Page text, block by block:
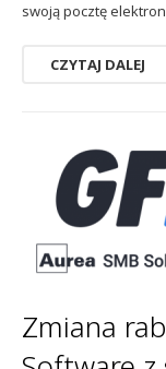
swoją pocztę
CZYTAJ DALEJ
Zmiana